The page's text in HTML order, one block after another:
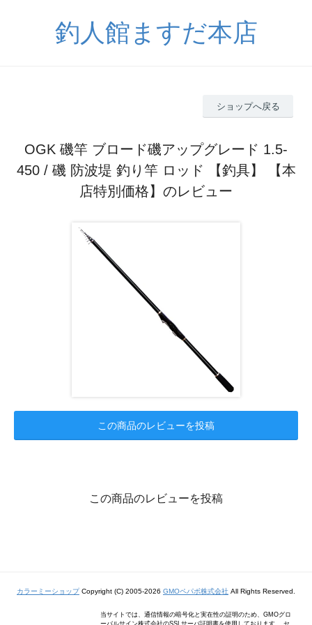
釣人館ますだ本店
ショップへ戻る
OGK 磯竿 ブロード磯アップグレード 1.5-
450 / 磯 防波堤 釣り竿 ロッド 【釣具】 【本
店特別価格】のレビュー
この商品のレビューを投稿
この商品のレビューを投稿
カラーミーショップCopyright (C) 2005-2026 GMOペパボ株式会社 All Rights Reserved.
当サイトでは、通信情報の暗号化と実在性の証明のため、GMOグロ
ーバルサイン株式会社のSSLサーバ証明書を使用しております。 セ